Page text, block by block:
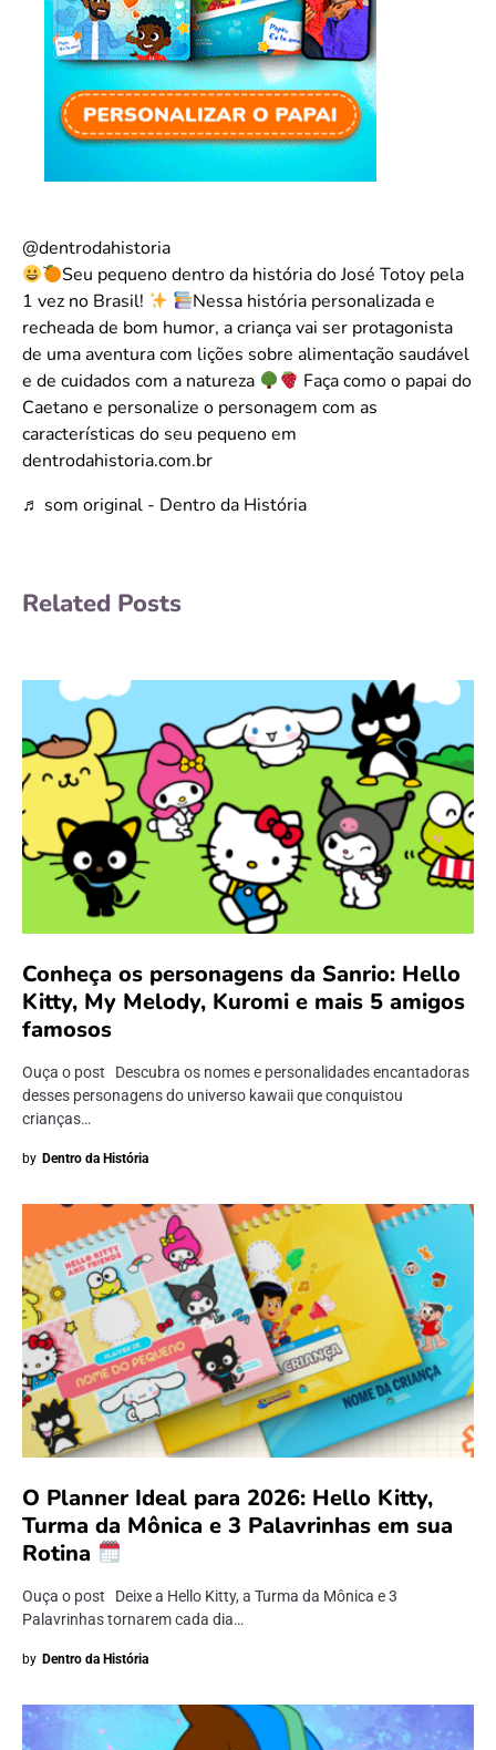
@dentrodahistoria
Seu pequeno dentro da história do José Totoy pela
1 vez no Brasil!
Nessa história personalizada e
recheada de bom humor, a criança vai ser protagonista
de uma aventura com lições sobre alimentação saudável
e de cuidados com a natureza
Faça como o papai do
Caetano e personalize o personagem com as
características do seu pequeno em
dentrodahistoria.com.br
♬ som original - Dentro da História
Related Posts
Conheça os personagens da Sanrio: Hello
Kitty, My Melody, Kuromi e mais 5 amigos
famosos
Ouça o post Descubra os nomes e personalidades encantadoras
desses personagens do universo kawaii que conquistou
crianças…
by Dentro da História
O Planner Ideal para 2026: Hello Kitty,
Turma da Mônica e 3 Palavrinhas em sua
Rotina
Ouça o post Deixe a Hello Kitty, a Turma da Mônica e 3
Palavrinhas tornarem cada dia…
by Dentro da História